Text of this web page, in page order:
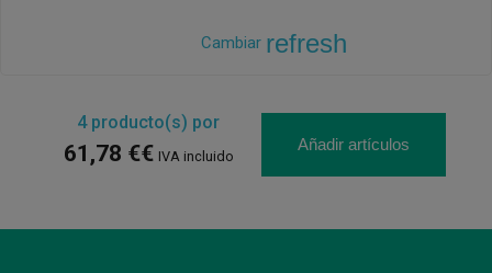
Cambiar refresh
4producto(s) por
61,78 €€ IVA incluido
Añadir artículos